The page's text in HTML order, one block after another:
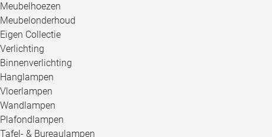
Meubelhoezen
Meubelonderhoud
Eigen Collectie
Verlichting
Binnenverlichting
Hanglampen
Vloerlampen
Wandlampen
Plafondlampen
Tafel- & Bureaulampen